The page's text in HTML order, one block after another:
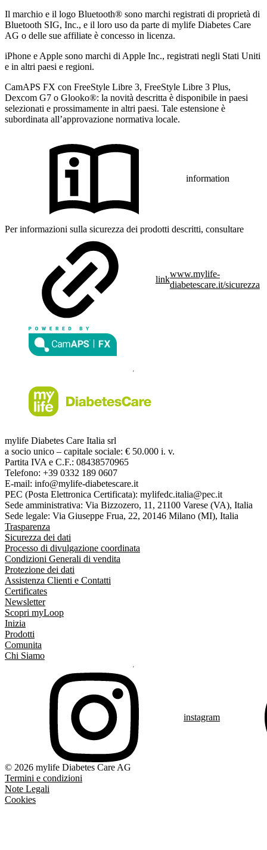
Il marchio e il logo Bluetooth® sono marchi registrati di proprietà di
Bluetooth SIG, Inc., e il loro uso da parte di mylife Diabetes Care
AG o delle sue affiliate è concesso in licenza.
iPhone e Apple sono marchi di Apple Inc., registrati negli Stati Uniti
e in altri paesi e regioni.
CamAPS FX con FreeStyle Libre 3, FreeStyle Libre 3 Plus,
Dexcom G7 o Glooko®: la novità descritta è disponibile in paesi
selezionati e prossimamente in altri paesi. Tale estensione è
subordinata all’approvazione normativa locale.
information
Per informazioni sulla sicurezza dei prodotti descritti, consultare
link
www.mylife-
diabetescare.it/sicurezza
mylife Diabetes Care Italia srl
a socio unico – capitale sociale: € 50.000 i. v.
Partita IVA e C.F.: 08438570965
Telefono: +39 0332 189 0607
E-mail: info@mylife-diabetescare.it
PEC (Posta Elettronica Certificata): mylifedc.italia@pec.it
Sede amministrativa: Via Bizzozero, 11, 21100 Varese (VA), Italia
Sede legale: Via Giuseppe Frua, 22, 20146 Milano (MI), Italia
Trasparenza
Sicurezza dei dati
Processo di divulgazione coordinata
Condizioni Generali di vendita
Protezione dei dati
Assistenza Clienti e Contatti
Certificates
Newsletter
Scopri myLoop
Inizia
Prodotti
Comunita
Chi Siamo
instagram
© 2026 mylife Diabetes Care AG
Termini e condizioni
Note Legali
Cookies